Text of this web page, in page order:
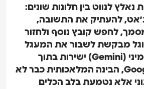
לנווט בין חלונות שונים:
להעתיק את התשובה,
לחפש קובץ נוסף ולחזור
מבקשת לשבור את המעגל
הזה. עם שילוב ג'מיני (Gemini) ישירות בתוך
Google Workspace, הבינה המלאכותית כבר לא
אלא נטמעת בלב הכלים